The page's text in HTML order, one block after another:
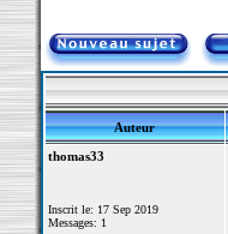
Auteur
thomas33
Inscrit le: 17 Sep 2019
Messages: 1